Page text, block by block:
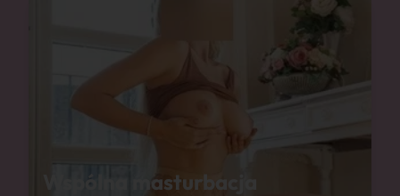
Wspólna masturbacja